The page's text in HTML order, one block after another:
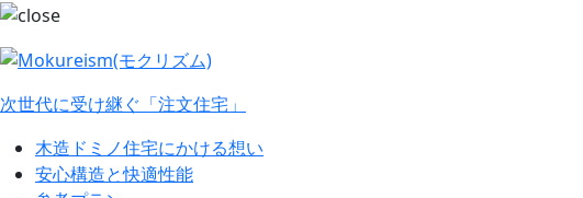
次世代に受け継ぐ「注文住宅」
木造ドミノ住宅にかける想い
安心構造と快適性能